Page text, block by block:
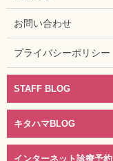
お問い合わせ
プライバシーポリシー
STAFF BLOG
キタハマBLOG
インターネット診療予約